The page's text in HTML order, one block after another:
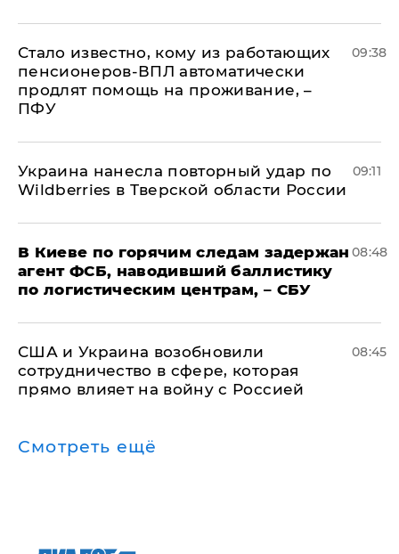
Стало известно, кому из работающих
пенсионеров-ВПЛ автоматически
продлят помощь на проживание, –
ПФУ
09:38
Украина нанесла повторный удар по
Wildberries в Тверской области России
09:11
В Киеве по горячим следам задержан
агент ФСБ, наводивший баллистику
по логистическим центрам, – СБУ
08:48
США и Украина возобновили
сотрудничество в сфере, которая
прямо влияет на войну с Россией
08:45
Смотреть ещё